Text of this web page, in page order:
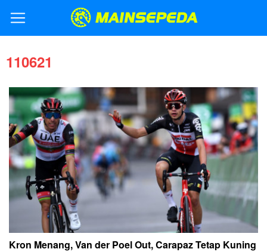
110621
Kron Menang, Van der Poel Out, Carapaz Tetap Kuning